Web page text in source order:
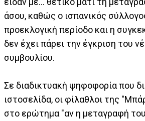
άσου, καθώς ο ισπανικός
προεκλογική περίοδο και η
δεν έχει πάρει την έγκριση του
συμβουλίου.
Σε διαδικτυακή ψηφοφορία που
ιστοσελίδα, οι φίλαθλοι της
στο ερώτημα "αν η μεταγραφή